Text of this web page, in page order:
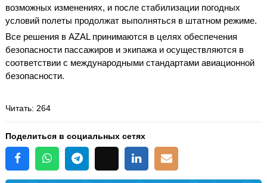
возможных изменениях, и после стабилизации погодных
условий полеты продолжат выполняться в штатном режиме.
Все решения в AZAL принимаются в целях обеспечения
безопасности пассажиров и экипажа и осуществляются в
соответствии с международными стандартами авиационной
безопасности.
Читать: 264
Поделиться в социальных сетях